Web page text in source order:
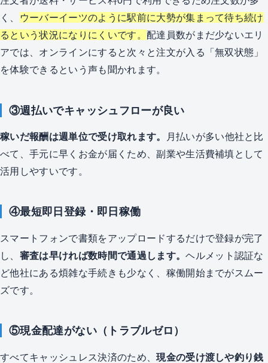
く、
ウーバーイーツのように駅前に大勢が集まって待ち続け
るという状況になりにくいです。 配達員数がまだ少ないエリ
アでは、オンラインにすると次々と注文が入る「無双状態」
を体験できるという声も聞かれます。
③週払いでキャッシュフローが良い
稼いだ報酬は週単位で受け取れます。
月払いが多い他社と比
べて、手元に早くお金が届くため、副業や生活費補填として
活用しやすいです。
④最短即日登録・即日稼働
スマートフォンで書類をアップロードするだけで登録が完了
し、 審査は早ければ数時間で通過します。ヘルメット認証な
ど他社にある煩雑な手続きも少なく、稼働開始までがスムー
ズです。
⑤現金配達がない（トラブルゼロ）
すべてキャッシュレス決済のため、現金の受け渡しや釣り銭